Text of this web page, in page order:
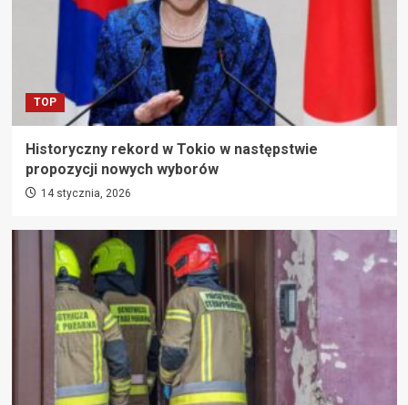
TOP
Historyczny rekord w Tokio w następstwie
propozycji nowych wyborów
14 stycznia, 2026